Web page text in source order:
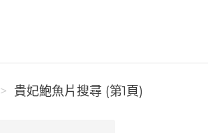
貴妃鮑魚片搜尋 (第1頁)